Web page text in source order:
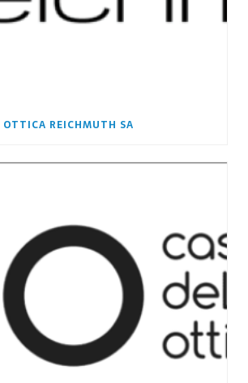
OTTICA REICHMUTH SA